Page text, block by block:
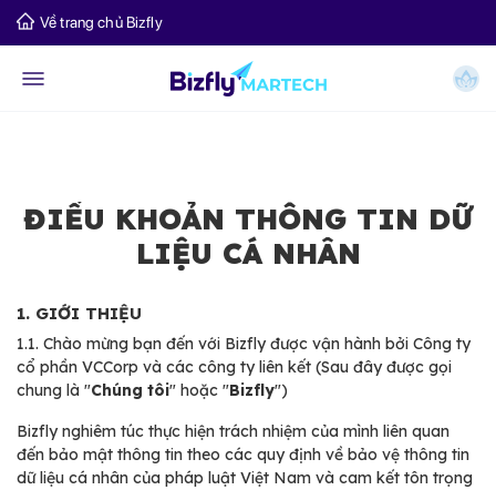
Về trang chủ Bizfly
ĐIỀU KHOẢN THÔNG TIN DỮ
LIỆU CÁ NHÂN
1. GIỚI THIỆU
1.1. Chào mừng bạn đến với Bizfly được vận hành bởi Công ty
cổ phần VCCorp và các công ty liên kết (Sau đây được gọi
chung là "Chúng tôi" hoặc "Bizfly")
Bizfly nghiêm túc thực hiện trách nhiệm của mình liên quan
đến bảo mật thông tin theo các quy định về bảo vệ thông tin
dữ liệu cá nhân của pháp luật Việt Nam và cam kết tôn trọng